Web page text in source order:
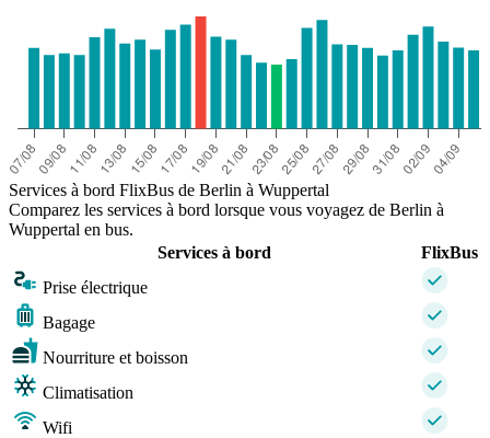
Services à bord FlixBus de Berlin à Wuppertal
Comparez les services à bord lorsque vous voyagez de Berlin à
Wuppertal en bus.
Services à bord
FlixBus
Prise électrique
Bagage
Nourriture et boisson
Climatisation
Wifi